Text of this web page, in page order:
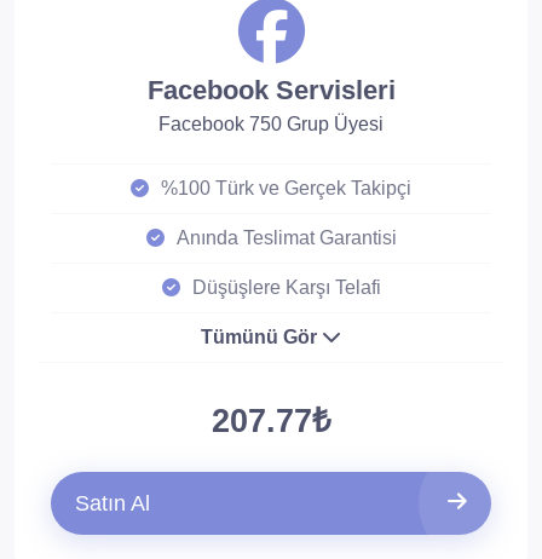
Facebook Servisleri
Facebook 750 Grup Üyesi
%100 Türk ve Gerçek Takipçi
Anında Teslimat Garantisi
Düşüşlere Karşı Telafi
Tümünü Gör
207.77₺
Satın Al